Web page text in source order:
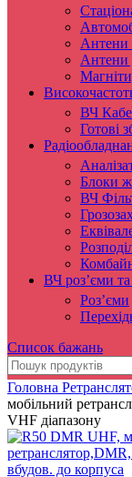
Антени
Антени
ВЧ
Готові
Блоки
ВЧ
ВЧ роз’єми
Роз’єми
Список бажань
Головна
мобільний
VHF діапазону